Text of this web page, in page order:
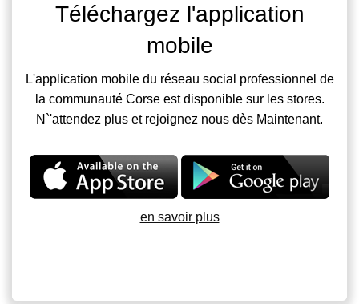
Téléchargez l'application
mobile
L'application mobile du réseau social professionnel de
la communauté Corse est disponible sur les stores.
N`'attendez plus et rejoignez nous dès Maintenant.
en savoir plus